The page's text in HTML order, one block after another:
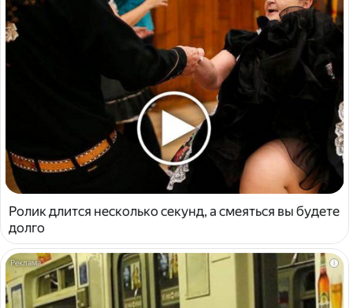
Ролик длится несколько секунд, а смеяться вы будете
долго
i